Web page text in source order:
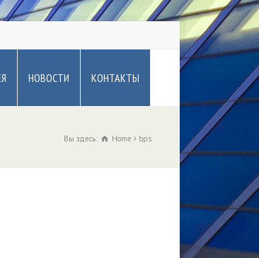
НОВОСТИ КОНТАКТЫ
Вы здесь: Home bps